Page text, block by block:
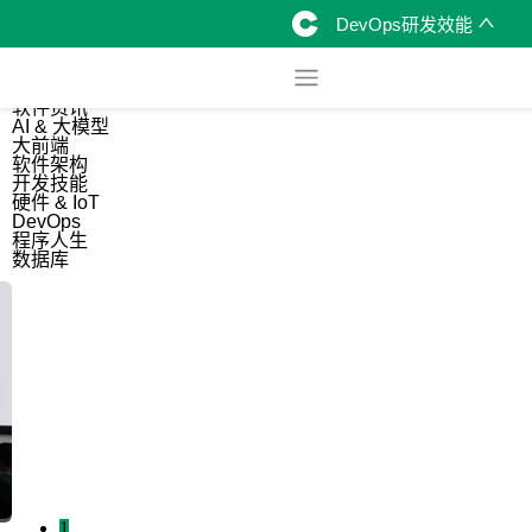
DevOps研发效能
软件资讯
AI & 大模型
大前端
软件架构
开发技能
硬件 & IoT
DevOps
程序人生
数据库
1